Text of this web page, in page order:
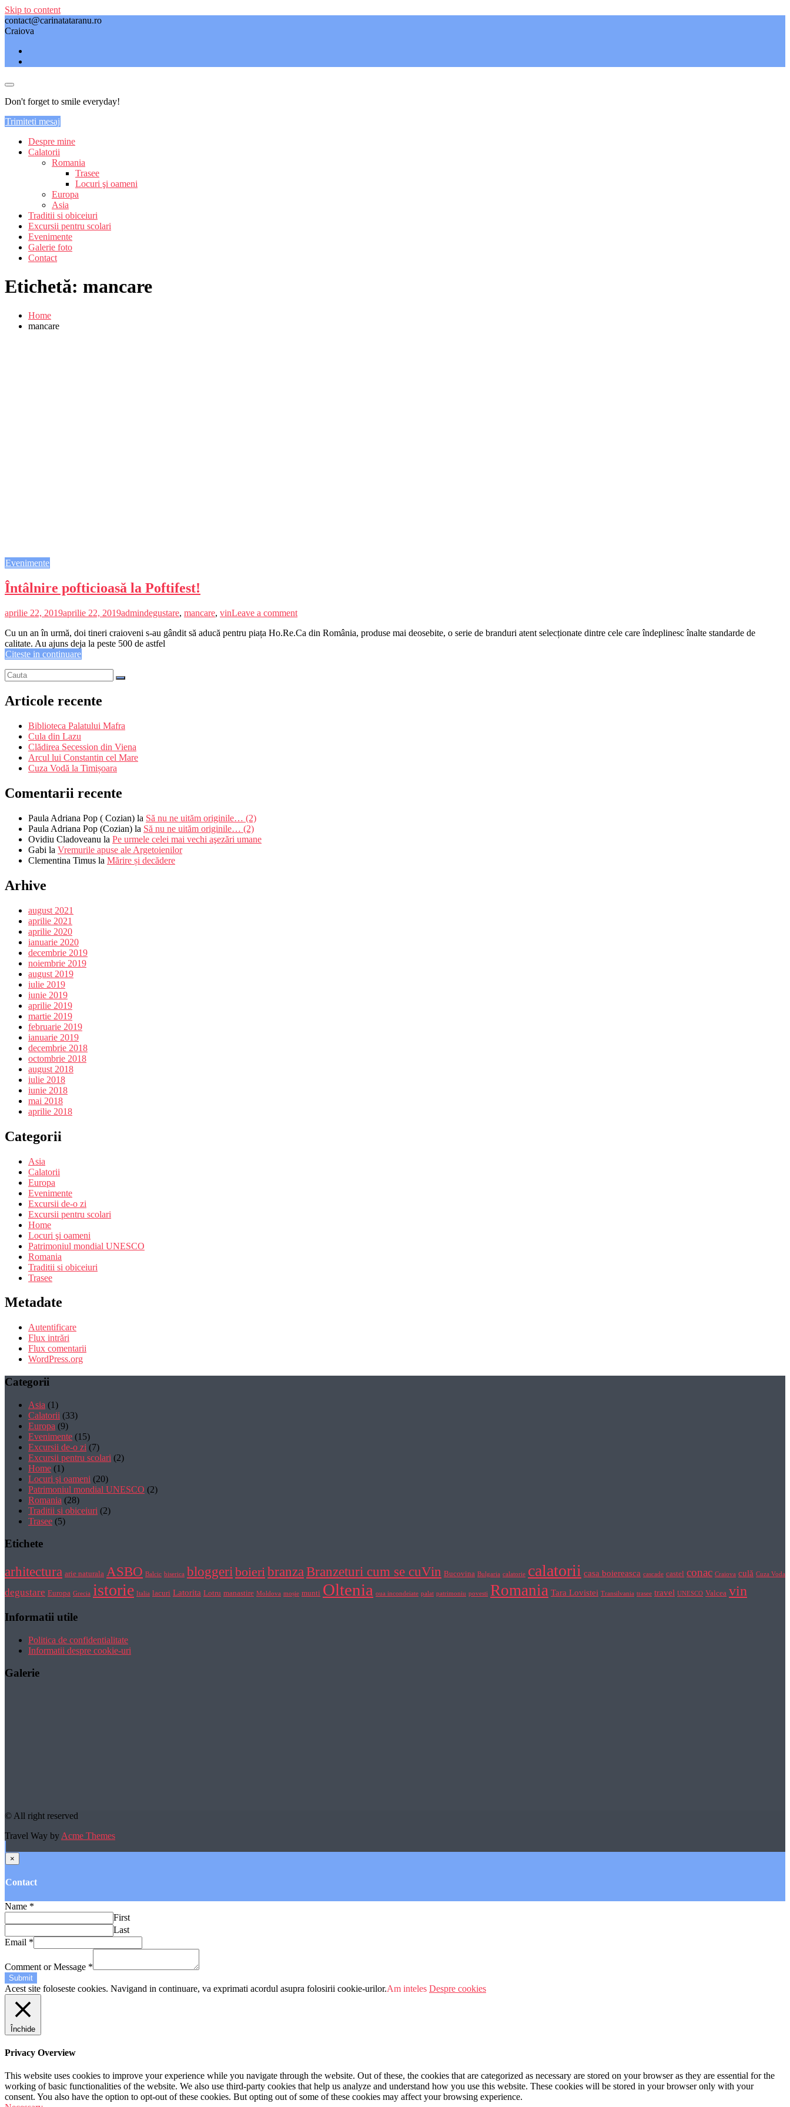
Skip to content
contact@carinatataranu.ro
Craiova
Don't forget to smile everyday!
Trimiteti mesaj
Despre mine
Calatorii
Romania
Trasee
Locuri şi oameni
Europa
Asia
Traditii si obiceiuri
Excursii pentru scolari
Evenimente
Galerie foto
Contact
Etichetă: mancare
Home
mancare
Evenimente
Întâlnire pofticioasă la Poftifest!
aprilie 22, 2019aprilie 22, 2019admindegustare, mancare, vinLeave a comment
Cu un an în urmă, doi tineri craioveni s-au gândit să aducă pentru piața Ho.Re.Ca din România, produse mai deosebite, o serie de branduri atent selecționate dintre cele care îndeplinesc înalte standarde de
calitate. Au ajuns deja la peste 500 de astfel
Citeste in continuare
Articole recente
Biblioteca Palatului Mafra
Cula din Lazu
Clădirea Secession din Viena
Arcul lui Constantin cel Mare
Cuza Vodă la Timișoara
Comentarii recente
Paula Adriana Pop ( Cozian) la Să nu ne uităm originile… (2)
Paula Adriana Pop (Cozian) la Să nu ne uităm originile… (2)
Ovidiu Cladoveanu la Pe urmele celei mai vechi aşezări umane
Gabi la Vremurile apuse ale Argetoienilor
Clementina Timus la Mărire și decădere
Arhive
august 2021
aprilie 2021
aprilie 2020
ianuarie 2020
decembrie 2019
noiembrie 2019
august 2019
iulie 2019
iunie 2019
aprilie 2019
martie 2019
februarie 2019
ianuarie 2019
decembrie 2018
octombrie 2018
august 2018
iulie 2018
iunie 2018
mai 2018
aprilie 2018
Categorii
Asia
Calatorii
Europa
Evenimente
Excursii de-o zi
Excursii pentru scolari
Home
Locuri şi oameni
Patrimoniul mondial UNESCO
Romania
Traditii si obiceiuri
Trasee
Metadate
Autentificare
Flux intrări
Flux comentarii
WordPress.org
Categorii
Asia (1)
Calatorii (33)
Europa (9)
Evenimente (15)
Excursii de-o zi (7)
Excursii pentru scolari (2)
Home (1)
Locuri şi oameni (20)
Patrimoniul mondial UNESCO (2)
Romania (28)
Traditii si obiceiuri (2)
Trasee (5)
Etichete
arhitectura arie naturala ASBO Balcic biserica bloggeri boieribranzaBranzeturi cum se cuVin Bucovina Bulgaria calatorie calatorii casa boiereasca cascade castel conac Craiova culă Cuza Voda
degustare Europa Grecia istorie Italia lacuri Latorita Lotru manastire Moldova moșie munti Oltenia oua incondeiate palat patrimoniu povesti Romania Tara Lovistei Transilvania trasee travel UNESCO Valcea vin
Informatii utile
Politica de confidentialitate
Informatii despre cookie-uri
Galerie
© All right reserved
Travel Way by Acme Themes
×
Contact
Name *
First
Last
Email *
Comment or Message *
Submit
Acest site foloseste cookies. Navigand in continuare, va exprimati acordul asupra folosirii cookie-urilor.Am inteles Despre cookies
Închide
Privacy Overview
This website uses cookies to improve your experience while you navigate through the website. Out of these, the cookies that are categorized as necessary are stored on your browser as they are essential for the
working of basic functionalities of the website. We also use third-party cookies that help us analyze and understand how you use this website. These cookies will be stored in your browser only with your
consent. You also have the option to opt-out of these cookies. But opting out of some of these cookies may affect your browsing experience.